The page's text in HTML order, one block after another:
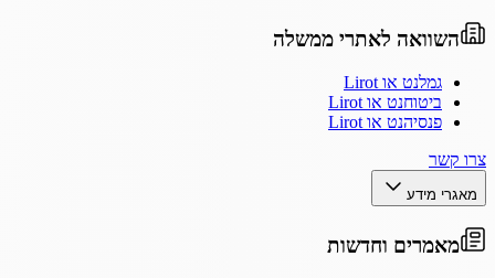
השוואה לאתרי ממשלה
גמלנט או Lirot
ביטוחנט או Lirot
פנסיהנט או Lirot
צרו קשר
מאגרי מידע
מאמרים וחדשות